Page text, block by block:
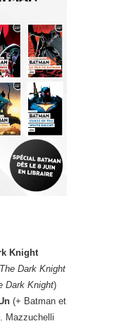
Knight
The Dark Knight
Dark Knight)
(+ Batman et
Mazzuchelli